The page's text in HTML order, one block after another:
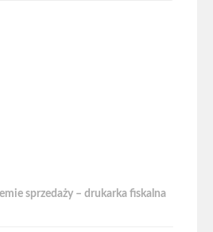
sprzedaży – drukarka fiskalna